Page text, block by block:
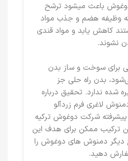
دوغوش باعث میشود ترشح
که وظیفه هضم و جذب مواد
کاهش یابد و مواد قندی
نشوند.
برای سوخت و ساز بدن
بدن راه حلی جز
شده ندارد. تحقیق درباره
لاغری فرم زردآلو
پیشرفته شرکت دوغوش ترکیه
ترکیب ممکن برای هدف این
دیگر دمنوش های دوغوش را
دهید.